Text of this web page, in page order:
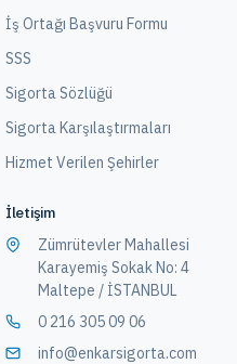
İş Ortağı Başvuru Formu
SSS
Sigorta Sözlüğü
Sigorta Karşılaştırmaları
Hizmet Verilen Şehirler
İletişim
Zümrütevler Mahallesi
Karayemiş Sokak No: 4
Maltepe / İSTANBUL
0 216 305 09 06
info@enkarsigorta.com